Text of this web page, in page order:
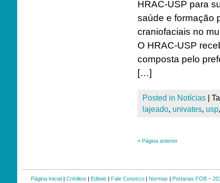
HRAC-USP para
saúde e formação
craniofaciais no
O HRAC-USP
composta pelo
[…]
Posted in Notícias
lajeado, univates, usp
« Página anterior
Página Inicial| Créditos | Editais | Fale Conosco| Normas | Portarias FOB –